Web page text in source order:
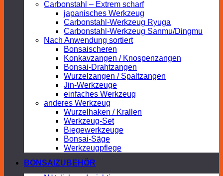
Carbonstahl – Extrem scharf
japanisches Werkzeug
Carbonstahl-Werkzeug Ryuga
Carbonstahl-Werkzeug Sanmu/Dingmu
Nach Anwendung sortiert
Bonsaischeren
Konkavzangen / Knospenzangen
Bonsai-Drahtzangen
Wurzelzangen / Spaltzangen
Jin-Werkzeuge
einfaches Werkzeug
anderes Werkzeug
Wurzelhaken / Krallen
Werkzeug-Set
Biegewerkzeuge
Bonsai-Säge
Werkzeugpflege
BONSAIZUBEHÖR